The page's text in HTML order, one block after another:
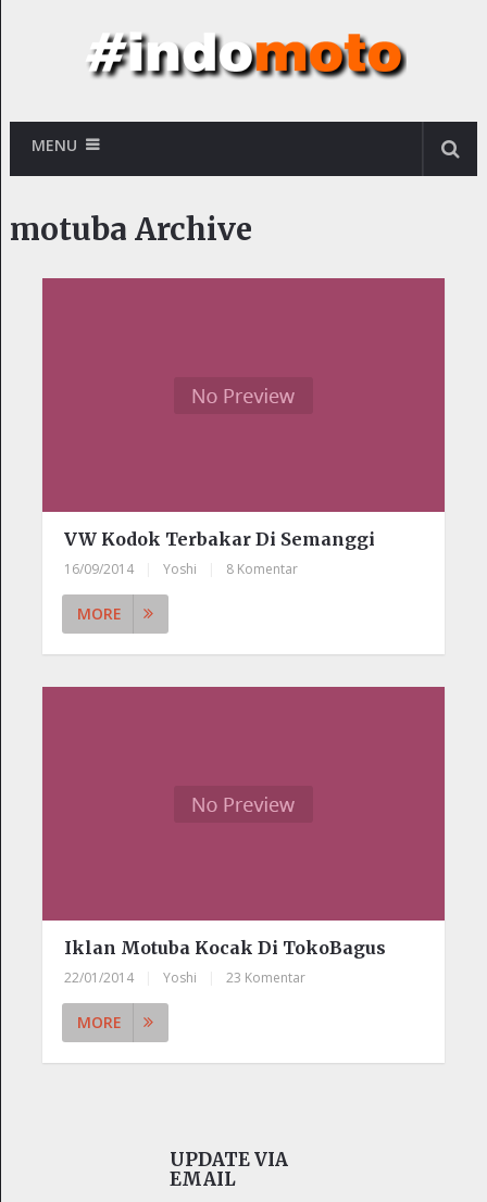
MENU
motuba Archive
VW Kodok Terbakar Di Semanggi
16/09/2014 Yoshi 8 Komentar
MORE
Iklan Motuba Kocak Di TokoBagus
22/01/2014 Yoshi 23 Komentar
MORE
UPDATE VIA
EMAIL